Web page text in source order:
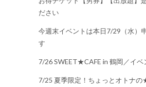
ださい
今週末イベントは本日7/29（水）
す
7/26 SWEET★CAFE in 鶴岡／イベ
7/25 夏季限定！ちょっとオトナ